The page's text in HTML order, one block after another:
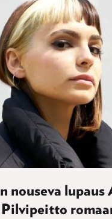
nouseva lupaus